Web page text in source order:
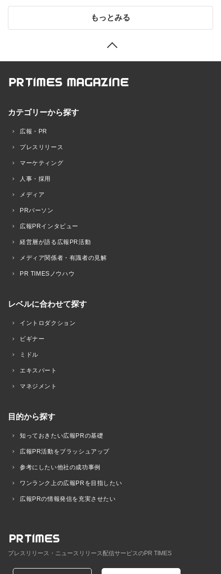
もっとみる
カテゴリーから探す
広報・PR
プレスリリース
マーケティング
人事・採用
メディア
PRパーソン
広報PRインタビュー
経営層が語る広報PR活動
メディア関係者・有識者の見解
PR TIMESノウハウ
レベルに合わせて探す
イントロダクション
ビギナー
ミドル
エキスパート
マネジメント
目的から探す
知っておきたい広報PRの基礎
広報PR活動をブラッシュアップ
参考にしたい他社の成功事例
ワンランク上の広報PRを目指したい
広報PRの情報発信を充実させたい
プレスリリース・ニュースリリース配信サービスのPR TIMES